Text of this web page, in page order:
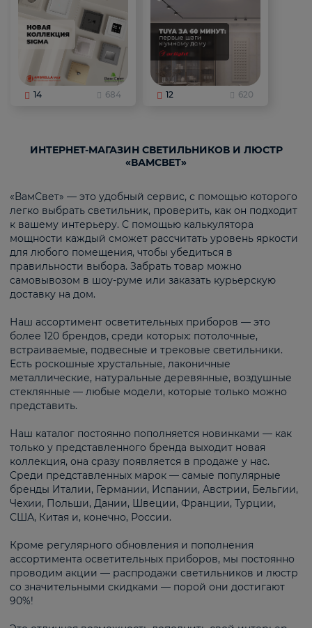
14 684 12 620
ИНТЕРНЕТ-МАГАЗИН СВЕТИЛЬНИКОВ И ЛЮСТР
«ВАМСВЕТ»
«ВамСвет» — это удобный сервис, с помощью которого
легко выбрать светильник, проверить, как он подходит
к вашему интерьеру. С помощью калькулятора
мощности каждый сможет рассчитать уровень яркости
для любого помещения, чтобы убедиться в
правильности выбора. Забрать товар можно
самовывозом в шоу-руме или заказать курьерскую
доставку на дом.
Наш ассортимент осветительных приборов — это
более 120 брендов, среди которых: потолочные,
встраиваемые, подвесные и трековые светильники.
Есть роскошные хрустальные, лаконичные
металлические, натуральные деревянные, воздушные
стеклянные — любые модели, которые только можно
представить.
Наш каталог постоянно пополняется новинками — как
только у представленного бренда выходит новая
коллекция, она сразу появляется в продаже у нас.
Среди представленных марок — самые популярные
бренды Италии, Германии, Испании, Австрии, Бельгии,
Чехии, Польши, Дании, Швеции, Франции, Турции,
США, Китая и, конечно, России.
Кроме регулярного обновления и пополнения
ассортимента осветительных приборов, мы постоянно
проводим акции — распродажи светильников и люстр
со значительными скидками — порой они достигают
90%!